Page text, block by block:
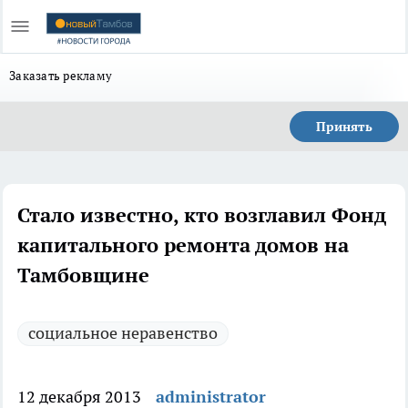
Заказать рекламу
Принять
Стало известно, кто возглавил Фонд
капитального ремонта домов на
Тамбовщине
социальное неравенство
12 декабря 2013
administrator